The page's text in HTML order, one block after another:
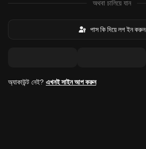
অথবা চালিয়ে যান
পাস কি দিয়ে লগ ইন করুন
অ্যাকাউন্ট নেই? এখনই সাইন আপ করুন